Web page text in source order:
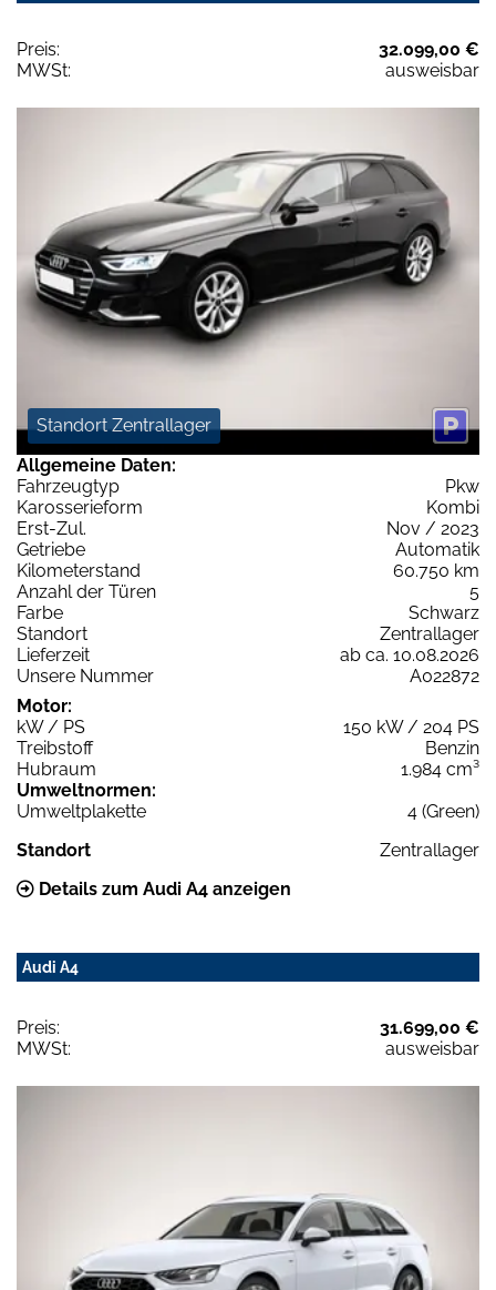
Preis:
32.099,00 €
MWSt:
ausweisbar
Standort Zentrallager
Allgemeine Daten:
Fahrzeugtyp
Pkw
Karosserieform
Kombi
Erst-Zul.
Nov / 2023
Getriebe
Automatik
Kilometerstand
60.750 km
Anzahl der Türen
5
Farbe
Schwarz
Standort
Zentrallager
Lieferzeit
ab ca. 10.08.2026
Unsere Nummer
A022872
Motor:
kW / PS
150 kW / 204 PS
Treibstoff
Benzin
Hubraum
1.984 cm³
Umweltnormen:
Umweltplakette
4 (Green)
Standort
Zentrallager
Details zum Audi A4 anzeigen
Audi A4
Preis:
31.699,00 €
MWSt:
ausweisbar